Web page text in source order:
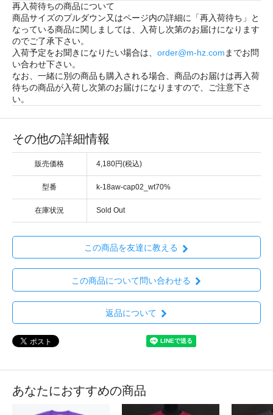
再入荷待ちの商品について
商品サイズのプルダウン又はページ内の詳細に「再入荷待ち 」と
なっている商品に関しましては、入荷し次第のお届けになります
のでご了承下さい。
入荷予定をお聞きになりたい場合は、 order@m-hz.com までお問
い合わせ下さい。
なお、一緒に別の商品も購入される場合、商品のお届けは再入荷
待ちの商品が入荷し次第のお届けになりますので、ご注意下さ
い。
その他の詳細情報
販売価格 4,180円(税込)
型番 k-18aw-cap02_wt70%
在庫状況 Sold Out
この商品を友達に教える
この商品について問い合わせる
返品について
あなたにおすすめの商品